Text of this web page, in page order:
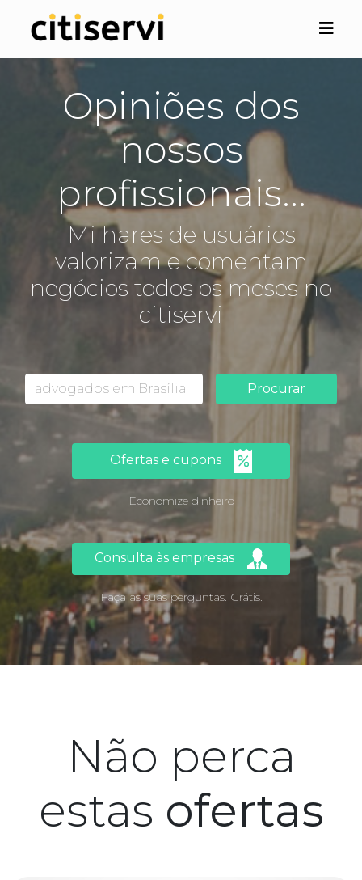
Opiniões dos
nossos
profissionais...
Milhares de usuários
valorizam e comentam
negócios todos os meses no
citiservi
Procurar
Ofertas e cupons
Economize dinheiro
Consulta às empresas
Faça as suas perguntas. Grátis.
Não perca
estas ofertas